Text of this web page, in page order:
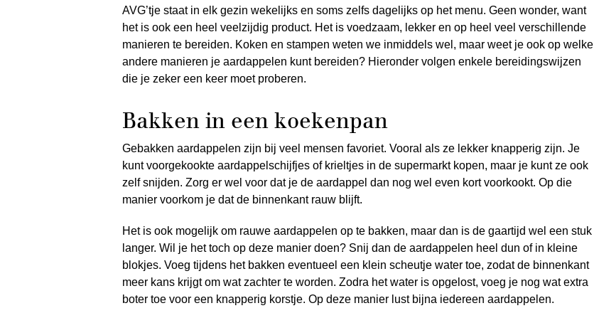
AVG’tje staat in elk gezin wekelijks en soms zelfs dagelijks op het menu. Geen wonder, want
het is ook een heel veelzijdig product. Het is voedzaam, lekker en op heel veel verschillende
manieren te bereiden. Koken en stampen weten we inmiddels wel, maar weet je ook op welke
andere manieren je aardappelen kunt bereiden? Hieronder volgen enkele bereidingswijzen
die je zeker een keer moet proberen.
Bakken in een koekenpan
Gebakken aardappelen zijn bij veel mensen favoriet. Vooral als ze lekker knapperig zijn. Je
kunt voorgekookte aardappelschijfjes of krieltjes in de supermarkt kopen, maar je kunt ze ook
zelf snijden. Zorg er wel voor dat je de aardappel dan nog wel even kort voorkookt. Op die
manier voorkom je dat de binnenkant rauw blijft.
Het is ook mogelijk om rauwe aardappelen op te bakken, maar dan is de gaartijd wel een stuk
langer. Wil je het toch op deze manier doen? Snij dan de aardappelen heel dun of in kleine
blokjes. Voeg tijdens het bakken eventueel een klein scheutje water toe, zodat de binnenkant
meer kans krijgt om wat zachter te worden. Zodra het water is opgelost, voeg je nog wat extra
boter toe voor een knapperig korstje. Op deze manier lust bijna iedereen aardappelen.